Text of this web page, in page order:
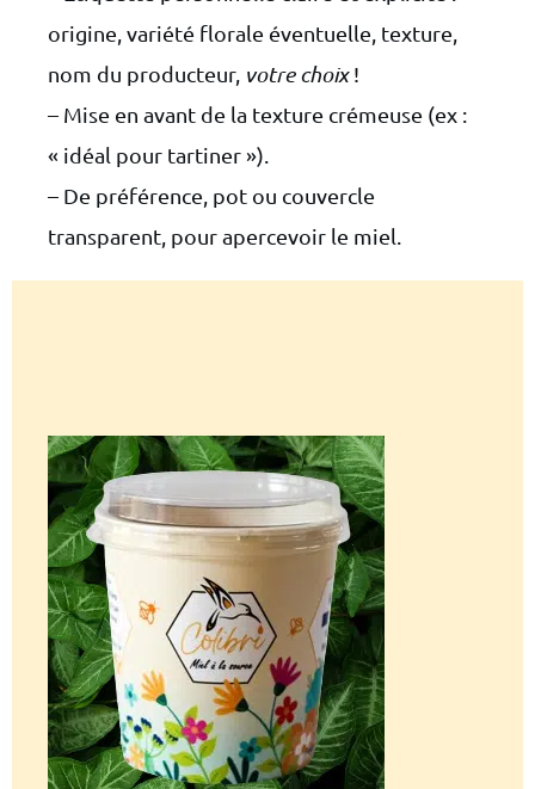
origine, variété florale éventuelle, texture,
nom du producteur, votre choix!
– Mise en avant de la texture crémeuse (ex :
« idéal pour tartiner »).
– De préférence, pot ou couvercle
transparent, pour apercevoir le miel.